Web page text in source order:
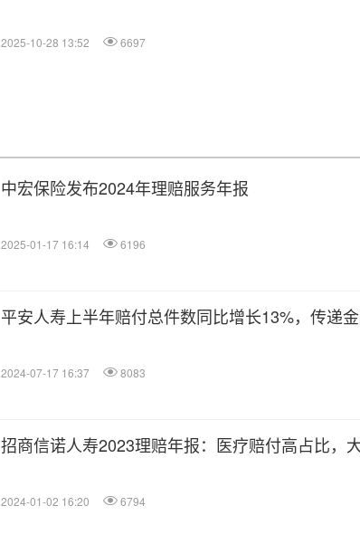
2025-10-28 13:52 6697
中宏保险发布2024年理赔服务年报
2025-01-17 16:14 6196
平安人寿上半年赔付总件数同比增长13%，传递
2024-07-17 16:37 8083
招商信诺人寿2023理赔年报：医疗赔付高占比，
2024-01-02 16:20 6794